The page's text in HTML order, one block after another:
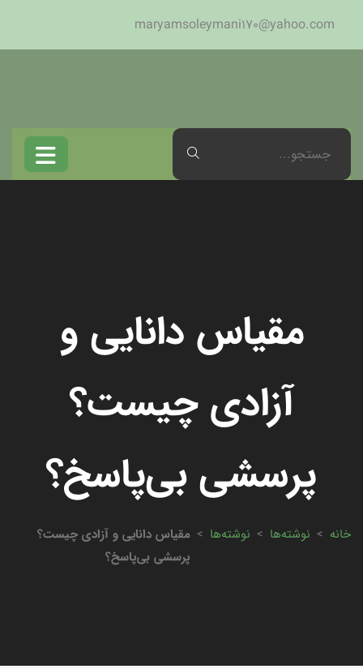
maryamsoleymani170@yahoo.com
مقیاس دانایی و
آزادی چیست؟
پرسشی بی‌پاسخ؟
خانه > نوشته‌ها > نوشته‌ها > مقیاس دانایی و آزادی چیست؟
پرسشی بی‌پاسخ؟